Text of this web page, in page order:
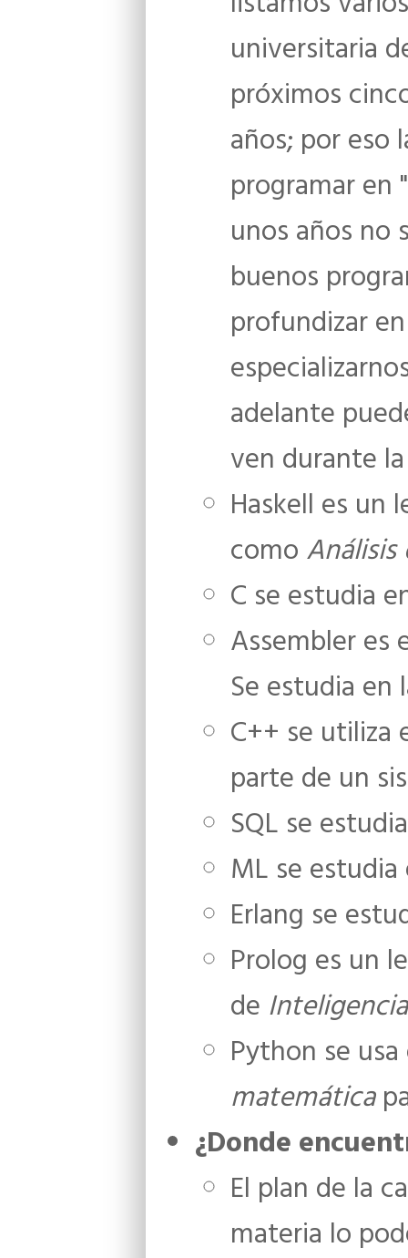
universitaria
próximos
años; por eso
programar en
unos años no
buenos
profundizar
adelante
ven durante
Haskell es un
como
C se estudia
Assembler es
Se estudia
C++ se
parte de un
SQL se
ML se
Erlang se
Prolog es un
de
Python se
matemática
¿Donde
​El plan de la
materia lo